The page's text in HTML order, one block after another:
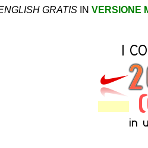
GRATIS IN VERSIONE